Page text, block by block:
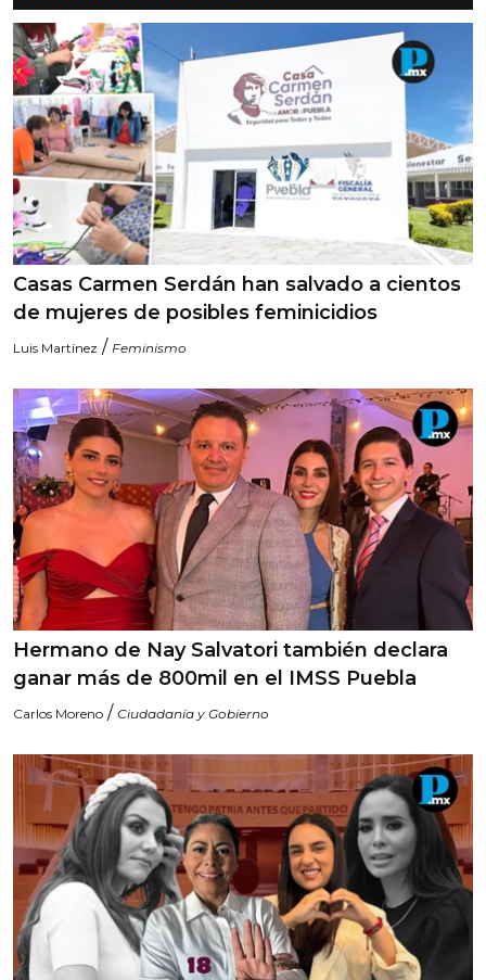
Casas Carmen Serdán han salvado a cientos
de mujeres de posibles feminicidios
Luis Martínez / Feminismo
Hermano de Nay Salvatori también declara
ganar más de 800mil en el IMSS Puebla
Carlos Moreno / Ciudadanía y Gobierno